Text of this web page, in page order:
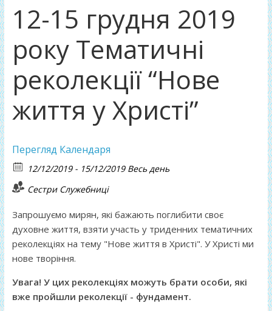
12-15 грудня 2019
року Тематичні
реколекції “Нове
життя у Христі”
Перегляд Календаря
12/12/2019 - 15/12/2019 Весь день
Сестри Служебниці
Запрошуємо мирян, які бажають поглибити своє
духовне життя, взяти участь у триденних тематичних
реколекціях на тему "Нове життя в Христі". У Христі ми
нове творіння.
Увага! У цих реколекціяхможуть брати особи, які
вже пройшли реколекції- фундамент.